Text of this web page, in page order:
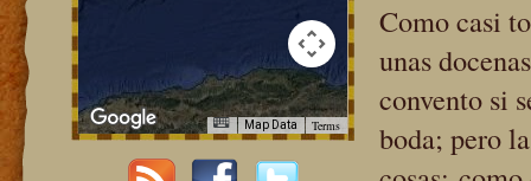
Map Data Terms
Como casi
unas
convento si
boda; pero